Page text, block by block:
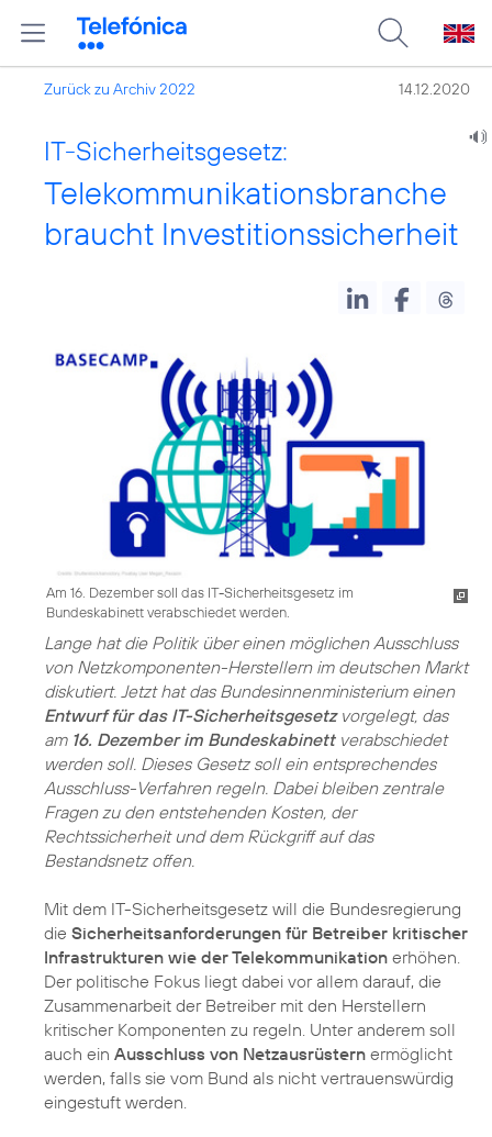
Zurück zu Archiv 2022 14.12.2020
IT-Sicherheitsgesetz:
Telekommunikationsbranche
braucht Investitionssicherheit
Am 16. Dezember soll das IT-Sicherheitsgesetz im
Bundeskabinett verabschiedet werden.
Lange hat die Politik über einen möglichen Ausschluss
von Netzkomponenten-Herstellern im deutschen Markt
diskutiert. Jetzt hat das Bundesinnenministerium einen
Entwurf für das IT-Sicherheitsgesetzvorgelegt, das
am 16. Dezember im Bundeskabinettverabschiedet
werden soll. Dieses Gesetz soll ein entsprechendes
Ausschluss-Verfahren regeln. Dabei bleiben zentrale
Fragen zu den entstehenden Kosten, der
Rechtssicherheit und dem Rückgriff auf das
Bestandsnetz offen.
Mit dem IT-Sicherheitsgesetz will die Bundesregierung
die Sicherheitsanforderungen für Betreiber kritischer
Infrastrukturen wie der Telekommunikation erhöhen.
Der politische Fokus liegt dabei vor allem darauf, die
Zusammenarbeit der Betreiber mit den Herstellern
kritischer Komponenten zu regeln. Unter anderem soll
auch ein Ausschluss von Netzausrüstern ermöglicht
werden, falls sie vom Bund als nicht vertrauenswürdig
eingestuft werden.